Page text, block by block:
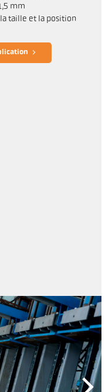
mm
taille et la position